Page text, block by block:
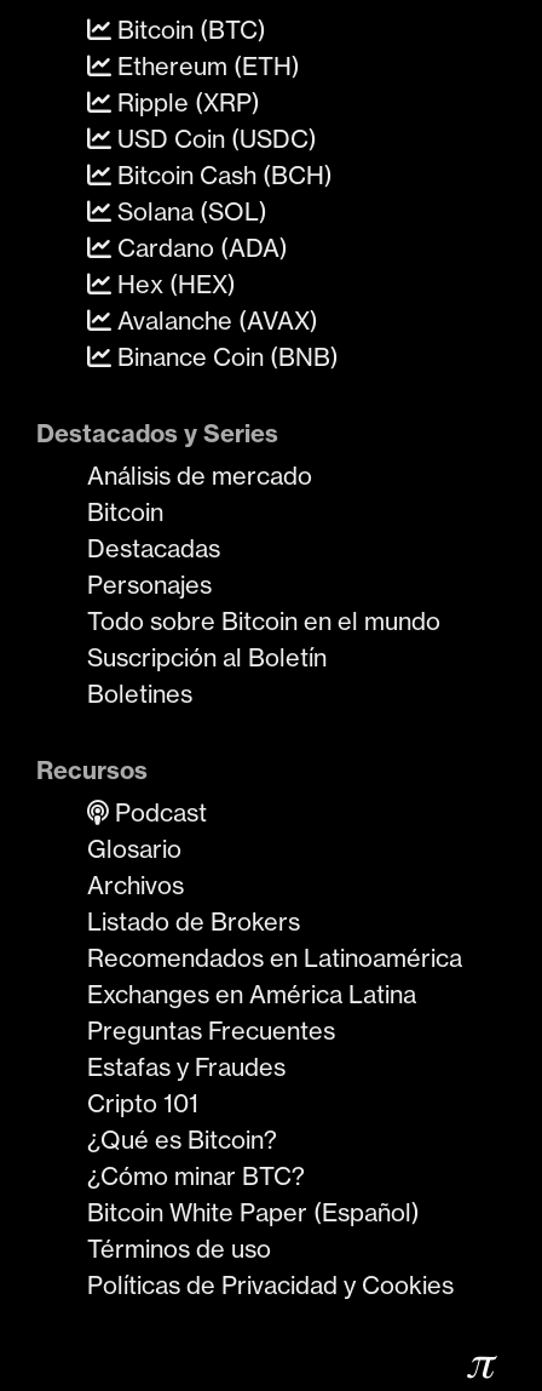
Bitcoin (BTC)
Ethereum (ETH)
Ripple (XRP)
USD Coin (USDC)
Bitcoin Cash (BCH)
Solana (SOL)
Cardano (ADA)
Hex (HEX)
Avalanche (AVAX)
Binance Coin (BNB)
Destacados y Series
Análisis de mercado
Bitcoin
Destacadas
Personajes
Todo sobre Bitcoin en el mundo
Suscripción al Boletín
Boletines
Recursos
Podcast
Glosario
Archivos
Listado de Brokers
Recomendados en Latinoamérica
Exchanges en América Latina
Preguntas Frecuentes
Estafas y Fraudes
Cripto 101
¿Qué es Bitcoin?
¿Cómo minar BTC?
Bitcoin White Paper (Español)
Términos de uso
Políticas de Privacidad y Cookies
𝜋